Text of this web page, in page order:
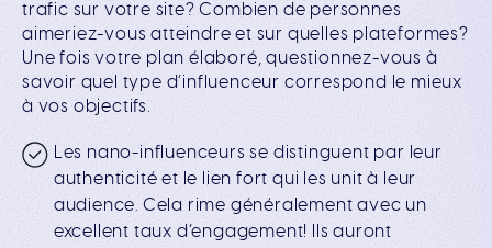
trafic sur votre site? Combien de personnes
aimeriez-vous atteindre et sur quelles plateformes?
Une fois votre plan élaboré, questionnez-vous à
savoir quel type d’influenceur correspond le mieux
à vos objectifs.
Les nano-influenceurs se distinguent par leur
authenticité et le lien fort qui les unit à leur
audience. Cela rime généralement avec un
excellent taux d’engagement! Ils auront